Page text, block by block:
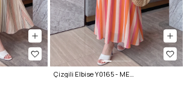
Çizgili Elbise Y0165 - MERCAN